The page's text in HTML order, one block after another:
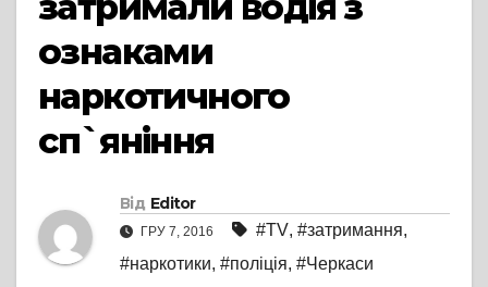
ознаками
наркотичного
сп`яніння
Від Editor
ГРУ 7, 2016 #TV, #затримання,
#наркотики, #поліція, #Черкаси